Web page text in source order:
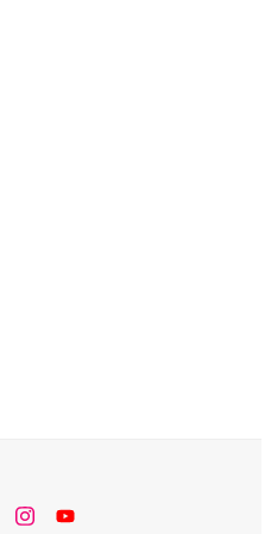
twitterinstagram
YouTube